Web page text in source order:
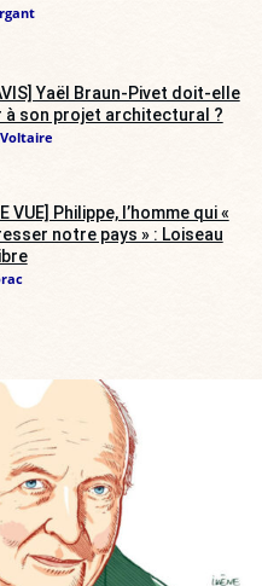
Yaël Braun-Pivet doit-elle
à son projet architectural ?
VUE] Philippe, l’homme qui «
notre pays » : Loiseau